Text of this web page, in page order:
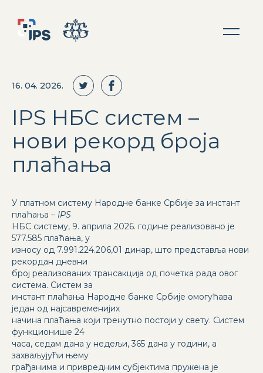
16. 04. 2026.
IPS НБС систем –
нови рекорд броја
плаћања
У платном систему Народне банке Србије за инстант
плаћања – IPS
НБС систему, 9. априла 2026. године реализовано је
577.585 плаћања, у
износу од 7.991.224.206,01 динар, што представља нови
рекордан дневни
број реализованих трансакција од почетка рада овог
система. Систем за
инстант плаћања Народне банке Србије омогућава
један од најсавременијих
начина плаћања који тренутно постоји у свету. Систем
функционише 24
часа, седам дана у недељи, 365 дана у години, а
захваљујући њему
грађанима и привредним субјектима пружена је